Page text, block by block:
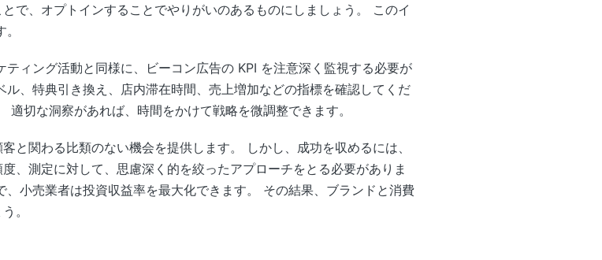
で、オプトインすることでやりがいのあるものにしましょう。 このイ
ィング活動と同様に、ビーコン広告の KPI を注意深く監視する必要が
、特典引き換え、店内滞在時間、売上増加などの指標を確認してくだ
切な洞察があれば、時間をかけて戦略を微調整できます。
と関わる比類のない機会を提供します。 しかし、成功を収めるには、
、測定に対して、思慮深く的を絞ったアプローチをとる必要がありま
小売業者は投資収益率を最大化できます。 その結果、ブランドと消費
。